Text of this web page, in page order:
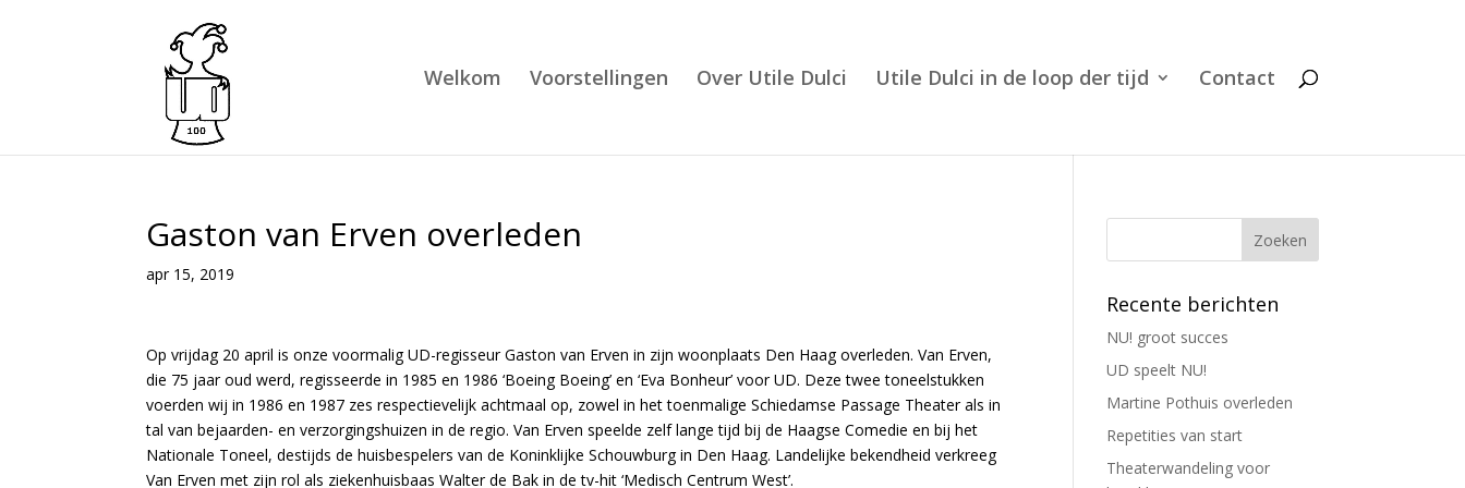
Welkom Voorstellingen Over Utile Dulci Utile Dulci in de loop der tijd Contact
Gaston van Erven overleden
apr 15, 2019
Op vrijdag 20 april is onze voormalig UD-regisseur Gaston van Erven in zijn woonplaats Den Haag overleden. Van Erven,
die 75 jaar oud werd, regisseerde in 1985 en 1986 ‘Boeing Boeing’ en ‘Eva Bonheur’ voor UD. Deze twee toneelstukken
voerden wij in 1986 en 1987 zes respectievelijk achtmaal op, zowel in het toenmalige Schiedamse Passage Theater als in
tal van bejaarden- en verzorgingshuizen in de regio. Van Erven speelde zelf lange tijd bij de Haagse Comedie en bij het
Nationale Toneel, destijds de huisbespelers van de Koninklijke Schouwburg in Den Haag. Landelijke bekendheid verkreeg
Van Erven met zijn rol als ziekenhuisbaas Walter de Bak in de tv-hit ‘Medisch Centrum West’.
Recente berichten
NU! groot succes
UD speelt NU!
Martine Pothuis overleden
Repetities van start
Theaterwandeling voor